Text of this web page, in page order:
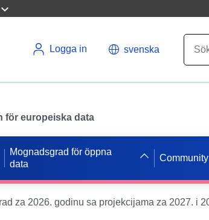
Logga in svenska
för europeiska data
Mognadsgrad för öppna
data
Community